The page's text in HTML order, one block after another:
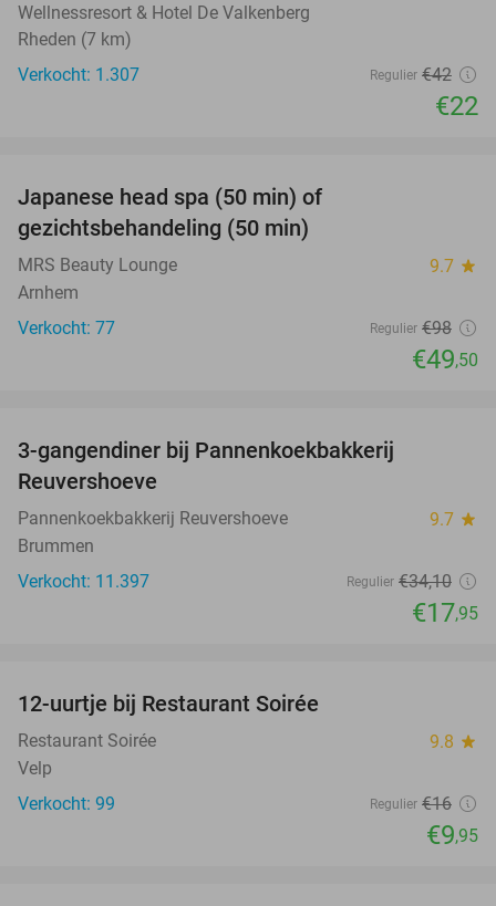
Wellnessresort & Hotel De Valkenberg
Rheden (7 km)
Verkocht: 1.307
Regulier €42
€22
Japanese head spa (50 min) of
gezichtsbehandeling (50 min)
MRS Beauty Lounge 9.7 star
Arnhem
Verkocht: 77
Regulier €98
€49,50
3-gangendiner bij Pannenkoekbakkerij
Reuvershoeve
Pannenkoekbakkerij Reuvershoeve 9.7 star
Brummen
Verkocht: 11.397
Regulier €34,10
€17,95
12-uurtje bij Restaurant Soirée
Restaurant Soirée 9.8 star
Velp
Verkocht: 99
Regulier €16
€9,95